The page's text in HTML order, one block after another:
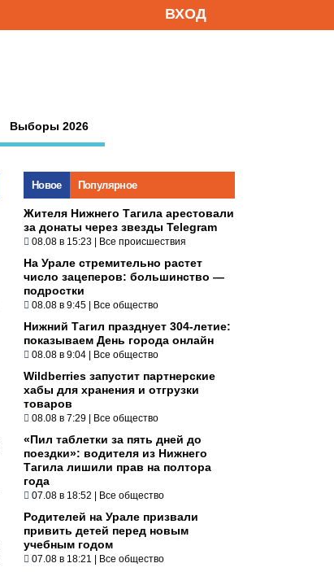
ВХОД
Выборы 2026
Новое Популярное
Жителя Нижнего Тагила арестовали
за донаты через звезды Telegram
08.08 в 15:23 | Все происшествия
На Урале стремительно растет
число зацеперов: большинство —
подростки
08.08 в 9:45 | Все общество
Нижний Тагил празднует 304-летие:
показываем День города онлайн
08.08 в 9:04 | Все общество
Wildberries запустит партнерские
хабы для хранения и отгрузки
товаров
08.08 в 7:29 | Все общество
«Пил таблетки за пять дней до
поездки»: водителя из Нижнего
Тагила лишили прав на полтора
года
07.08 в 18:52 | Все общество
Родителей на Урале призвали
привить детей перед новым
учебным годом
07.08 в 18:21 | Все общество